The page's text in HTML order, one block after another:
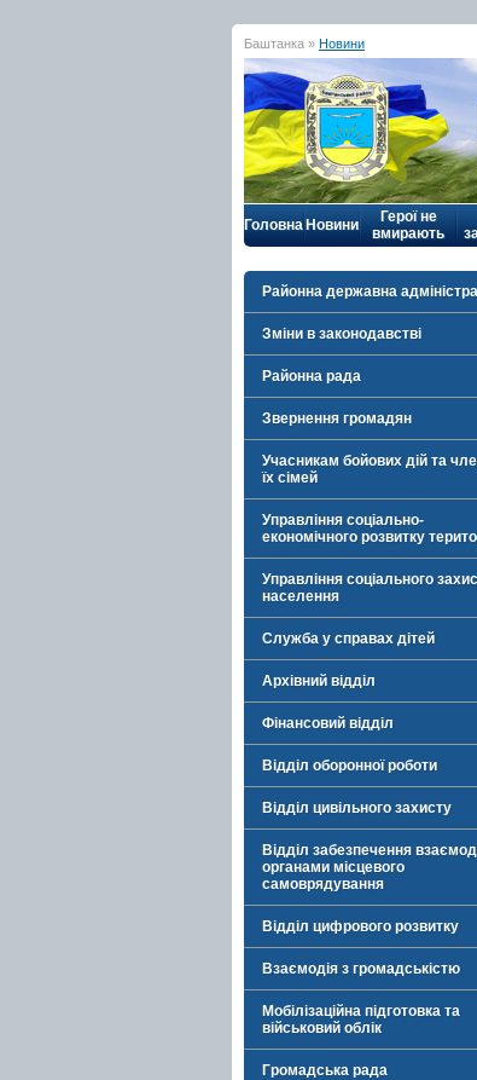
Баштанка » Новини
Головна Новини
Герої не
вмирають
Районна державна
Зміни в законодавстві
Районна рада
Звернення громадян
Учасникам бойових дій та
їх сімей
Управління соціально-
економічного розвитку
Управління соціального
населення
Служба у справах дітей
Архівний відділ
Фінансовий відділ
Відділ оборонної роботи
Відділ цивільного захисту
Відділ забезпечення
органами місцевого
самоврядування
Відділ цифрового розвитку
Взаємодія з громадськістю
Мобілізаційна підготовка та
військовий облік
Громадська рада